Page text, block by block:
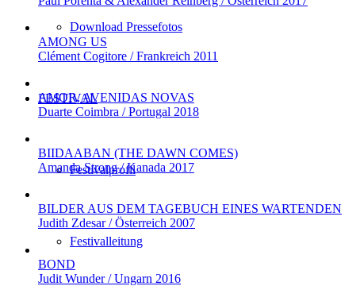
Download Pressefotos
FESTIVAL
Festivalprofil
Festivalleitung
AMONG US
Clément Cogitore / Frankreich 2011
AMOR, AVENIDAS NOVAS
Duarte Coimbra / Portugal 2018
BIIDAABAN (THE DAWN COMES)
Amanda Strong / Kanada 2017
BILDER AUS DEM TAGEBUCH EINES WARTENDEN
Judith Zdesar / Österreich 2007
BOND
Judit Wunder / Ungarn 2016